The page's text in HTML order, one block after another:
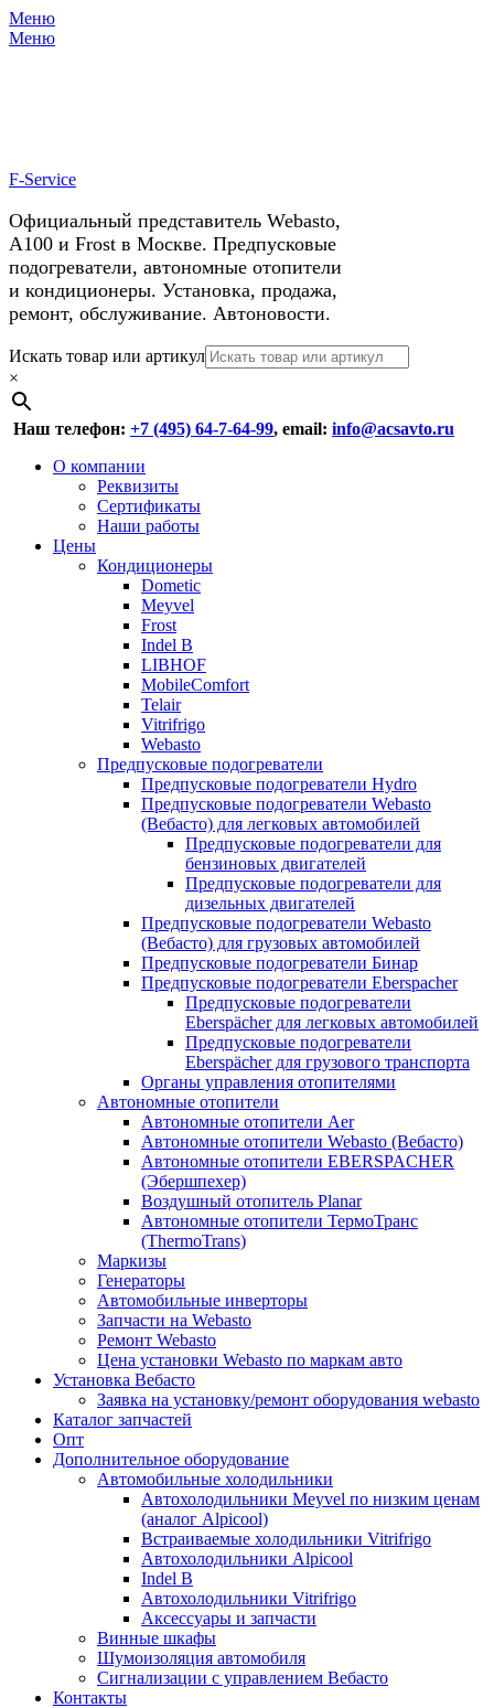
Меню
Меню
F-Service
Официальный представитель Webasto,
А100 и Frost в Москве. Предпусковые
подогреватели, автономные отопители
и кондиционеры. Установка, продажа,
ремонт, обслуживание. Автоновости.
Header
Right
Menu
Перейти
к
содержимому
Искать товар или артикул
×
Наш телефон: +7 (495) 64-7-64-99, email: info@acsavto.ru
Основное
Перейти
содержимому
О компании
Реквизиты
Сертификаты
Наши работы
Цены
Кондиционеры
Dometic
Meyvel
Frost
Indel B
LIBHOF
MobileComfort
Telair
Vitrifrigo
Webasto
Предпусковые подогреватели
Предпусковые подогреватели Hydro
Предпусковые подогреватели Webasto
(Вебасто) для легковых автомобилей
Предпусковые подогреватели для
бензиновых двигателей
Предпусковые подогреватели для
дизельных двигателей
Предпусковые подогреватели Webasto
(Вебасто) для грузовых автомобилей
Предпусковые подогреватели Бинар
Предпусковые подогреватели Eberspacher
Предпусковые подогреватели
Eberspächer для легковых автомобилей
Предпусковые подогреватели
Eberspächer для грузового транспорта
Органы управления отопителями
Автономные отопители
Автономные отопители Аer
Автономные отопители Webasto (Вебасто)
Автономные отопители EBERSPACHER
(Эбершпехер)
Воздушный отопитель Planar
Автономные отопители ТермоТранс
(ThermoTrans)
Маркизы
Генераторы
Автомобильные инверторы
Запчасти на Webasto
Ремонт Webasto
Цена установки Webasto по маркам авто
Установка Вебасто
Заявка на установку/ремонт оборудования webasto
Каталог запчастей
Опт
Дополнительное оборудование
Автомобильные холодильники
Автохолодильники Meyvel по низким ценам
(аналог Alpicool)
Встраиваемые холодильники Vitrifrigo
Автохолодильники Alpicool
Indel B
Автохолодильники Vitrifrigo
Аксессуары и запчасти
Винные шкафы
Шумоизоляция автомобиля
Сигнализации с управлением Вебасто
Контакты
У нас космические скидки на